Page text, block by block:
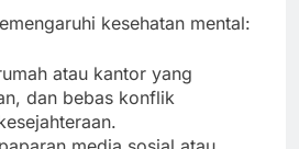
kesehatan mental:
atau kantor yang
dan bebas konflik